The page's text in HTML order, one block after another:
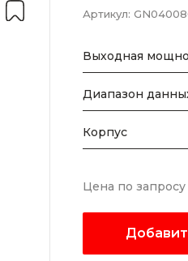
Артикул:
Выходная
Диапазон
Корпус
Цена по запросу